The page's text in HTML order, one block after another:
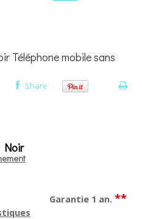
Téléphone mobile sans
Share
Noir
Garantie 1 an. **